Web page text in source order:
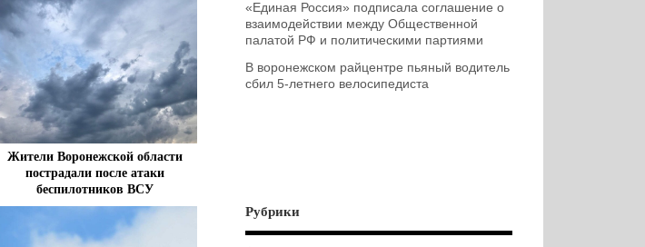
Жители Воронежской области
пострадали после атаки
беспилотников ВСУ
«Единая Россия» подписала соглашение о
взаимодействии между Общественной
палатой РФ и политическими партиями
В воронежском райцентре пьяный водитель
сбил 5-летнего велосипедиста
Рубрики